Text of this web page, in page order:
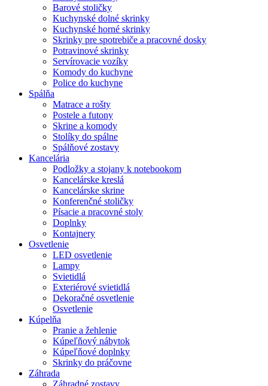
Barové stoličky
Kuchynské dolné skrinky
Kuchynské horné skrinky
Skrinky pre spotrebiče a pracovné dosky
Potravinové skrinky
Servírovacie vozíky
Komody do kuchyne
Police do kuchyne
Spálňa
Matrace a rošty
Postele a futony
Skrine a komody
Stolíky do spálne
Spálňové zostavy
Kancelária
Podložky a stojany k notebookom
Kancelárske kreslá
Kancelárske skrine
Konferenčné stoličky
Písacie a pracovné stoly
Doplnky
Kontajnery
Osvetlenie
LED osvetlenie
Lampy
Svietidlá
Exteriérové svietidlá
Dekoračné osvetlenie
Osvetlenie
Kúpelňa
Pranie a žehlenie
Kúpeľňový nábytok
Kúpeľňové doplnky
Skrinky do práčovne
Záhrada
Záhradné zostavy